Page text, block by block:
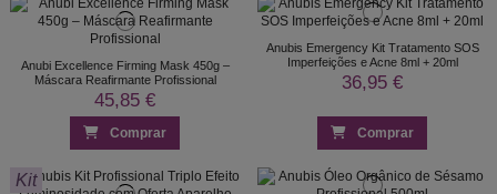
Anubi Excellence Firming Mask 450g –
Máscara Reafirmante Profissional
45,85 €
Comprar
Anubis Emergency Kit Tratamento SOS
Imperfeições e Acne 8ml + 20ml
36,95 €
Comprar
Kit